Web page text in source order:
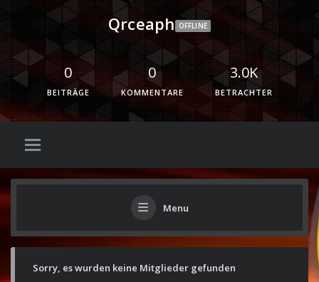
Qrceaph OFFLINE
0
BEITRÄGE
0
KOMMENTARE
3.0K
BETRACHTER
Menu
Sorry, es wurden keine Mitglieder gefunden